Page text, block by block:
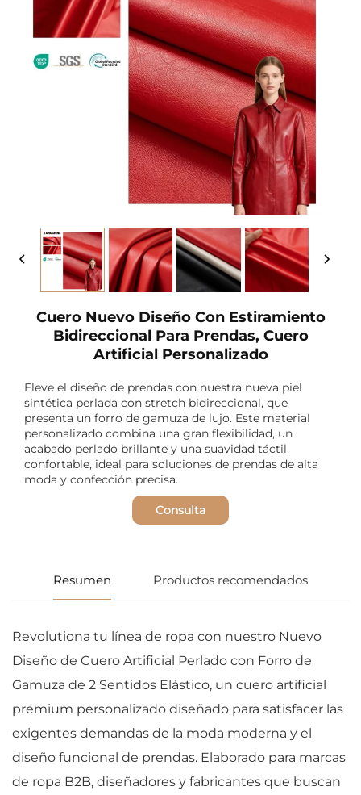
Cuero Nuevo Diseño Con Estiramiento
Bidireccional Para Prendas, Cuero
Artificial Personalizado
Eleve el diseño de prendas con nuestra nueva piel
sintética perlada con stretch bidireccional, que
presenta un forro de gamuza de lujo. Este material
personalizado combina una gran flexibilidad, un
acabado perlado brillante y una suavidad táctil
confortable, ideal para soluciones de prendas de alta
moda y confección precisa.
Consulta
Resumen Productos recomendados
Revolutiona tu línea de ropa con nuestro Nuevo
Diseño de Cuero Artificial Perlado con Forro de
Gamuza de 2 Sentidos Elástico, un cuero artificial
premium personalizado diseñado para satisfacer las
exigentes demandas de la moda moderna y el
diseño funcional de prendas. Elaborado para marcas
de ropa B2B, diseñadores y fabricantes que buscan